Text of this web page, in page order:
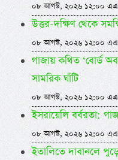
০৮ আগস্ট, ২০২৬ ১২:০০
উত্তর-দক্ষিণ থেকে
০৮ আগস্ট, ২০২৬ ১২:০০
গাজায় কথিত ‘বোর্ড
সামরিক ঘাঁটি
০৮ আগস্ট, ২০২৬ ১২:০০
ইসরায়েলি বর্বরতা:
০৮ আগস্ট, ২০২৬ ১২:০০
ইতালিতে দাবানলে